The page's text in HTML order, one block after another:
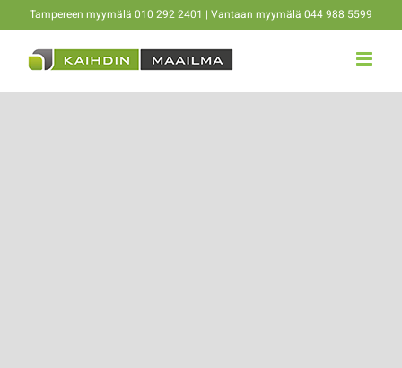
to
content
Tampereen myymälä 010 292 2401 | Vantaan myymälä 044 988 5599